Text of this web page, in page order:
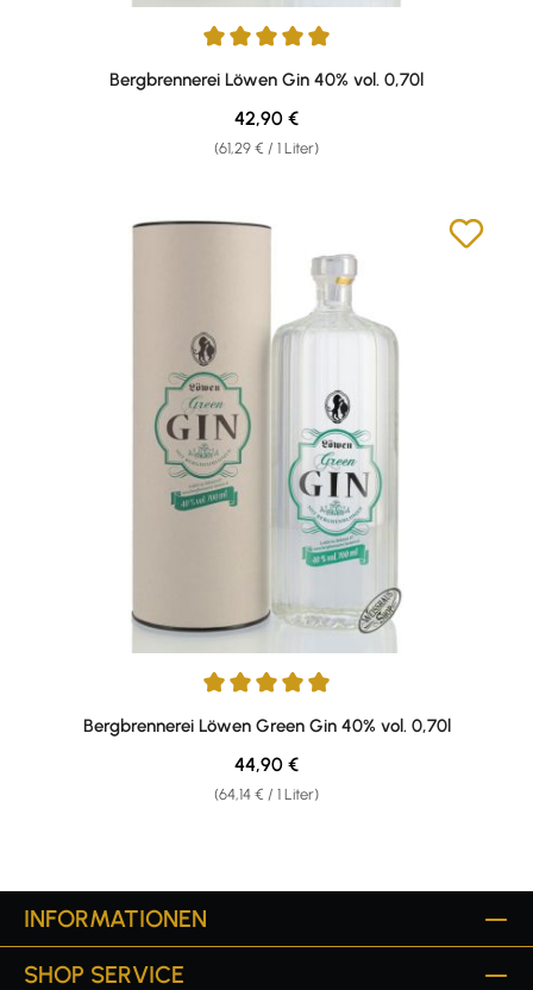
Durchschnittliche Bewertung von 5 von 5 Sternen
Bergbrennerei Löwen Gin 40% vol. 0,70l
(61,29 € / 1 Liter)
Regulärer Preis:
42,90 €
Durchschnittliche Bewertung von 5 von 5 Sternen
Bergbrennerei Löwen Green Gin 40% vol. 0,70l
(64,14 € / 1 Liter)
Regulärer Preis:
44,90 €
INFORMATIONEN
SHOP SERVICE